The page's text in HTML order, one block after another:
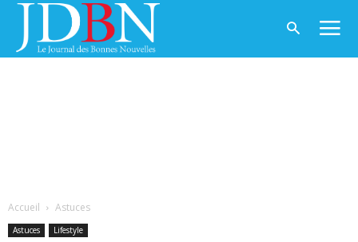
Accueil Astuces
Astuces Lifestyle